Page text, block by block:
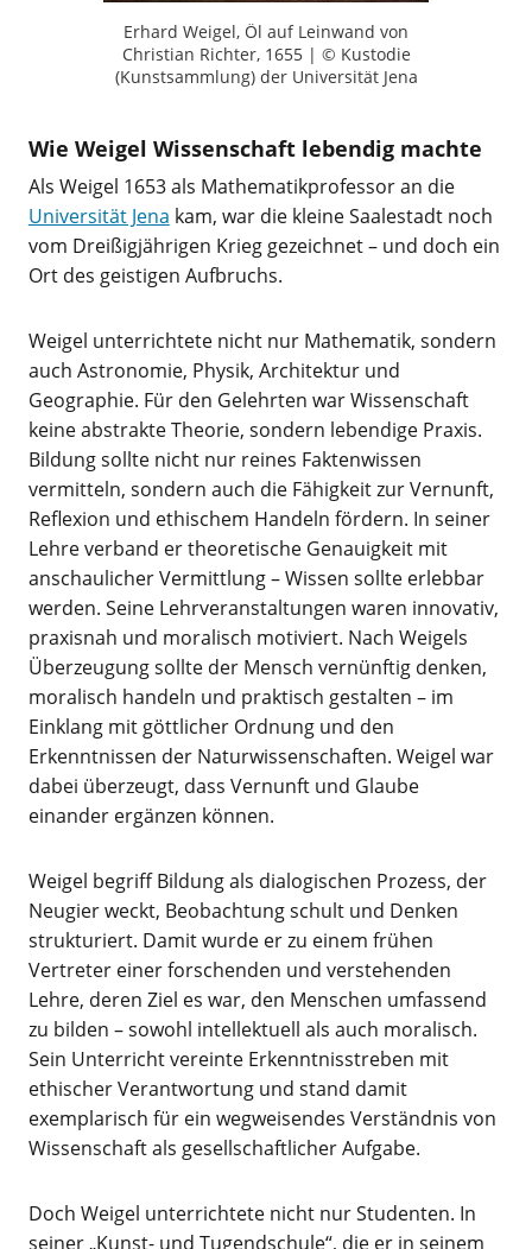
Erhard Weigel, Öl auf Leinwand von
Christian Richter, 1655 | © Kustodie
(Kunstsammlung) der Universität Jena
Wie Weigel Wissenschaft lebendig machte
Als Weigel 1653 als Mathematikprofessor an die
Universität Jena kam, war die kleine Saalestadt noch
vom Dreißigjährigen Krieg gezeichnet – und doch ein
Ort des geistigen Aufbruchs.
Weigel unterrichtete nicht nur Mathematik, sondern
auch Astronomie, Physik, Architektur und
Geographie. Für den Gelehrten war Wissenschaft
keine abstrakte Theorie, sondern lebendige Praxis.
Bildung sollte nicht nur reines Faktenwissen
vermitteln, sondern auch die Fähigkeit zur Vernunft,
Reflexion und ethischem Handeln fördern. In seiner
Lehre verband er theoretische Genauigkeit mit
anschaulicher Vermittlung – Wissen sollte erlebbar
werden. Seine Lehrveranstaltungen waren innovativ,
praxisnah und moralisch motiviert. Nach Weigels
Überzeugung sollte der Mensch vernünftig denken,
moralisch handeln und praktisch gestalten – im
Einklang mit göttlicher Ordnung und den
Erkenntnissen der Naturwissenschaften. Weigel war
dabei überzeugt, dass Vernunft und Glaube
einander ergänzen können.
Weigel begriff Bildung als dialogischen Prozess, der
Neugier weckt, Beobachtung schult und Denken
strukturiert. Damit wurde er zu einem frühen
Vertreter einer forschenden und verstehenden
Lehre, deren Ziel es war, den Menschen umfassend
zu bilden – sowohl intellektuell als auch moralisch.
Sein Unterricht vereinte Erkenntnisstreben mit
ethischer Verantwortung und stand damit
exemplarisch für ein wegweisendes Verständnis von
Wissenschaft als gesellschaftlicher Aufgabe.
Doch Weigel unterrichtete nicht nur Studenten. In
seiner „Kunst- und Tugendschule“, die er in seinem